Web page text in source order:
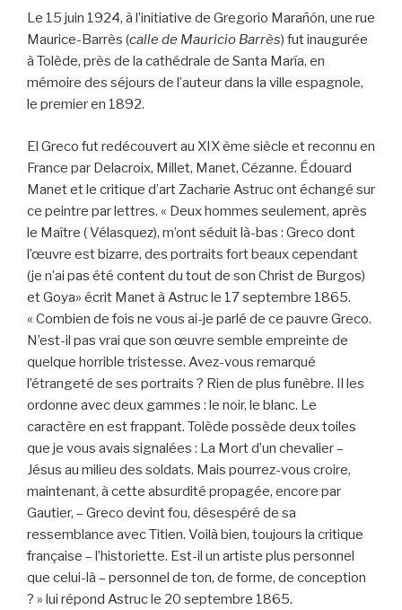
Le 15 juin 1924, à l’initiative de Gregorio Marañón, une rue
Maurice-Barrès (calle de Mauricio Barrès) fut inaugurée
à Tolède, près de la cathédrale de Santa María, en
mémoire des séjours de l’auteur dans la ville espagnole,
le premier en 1892.
El Greco fut redécouvert au XIX ème siècle et reconnu en
France par Delacroix, Millet, Manet, Cézanne. Édouard
Manet et le critique d’art Zacharie Astruc ont échangé sur
ce peintre par lettres. « Deux hommes seulement, après
le Maître ( Vélasquez), m’ont séduit là-bas : Greco dont
l’œuvre est bizarre, des portraits fort beaux cependant
(je n’ai pas été content du tout de son Christ de Burgos)
et Goya» écrit Manet à Astruc le 17 septembre 1865.
« Combien de fois ne vous ai-je parlé de ce pauvre Greco.
N’est-il pas vrai que son œuvre semble empreinte de
quelque horrible tristesse. Avez-vous remarqué
l’étrangeté de ses portraits ? Rien de plus funèbre. Il les
ordonne avec deux gammes : le noir, le blanc. Le
caractère en est frappant. Tolède possède deux toiles
que je vous avais signalées : La Mort d’un chevalier –
Jésus au milieu des soldats. Mais pourrez-vous croire,
maintenant, à cette absurdité propagée, encore par
Gautier, – Greco devint fou, désespéré de sa
ressemblance avec Titien. Voilà bien, toujours la critique
française – l’historiette. Est-il un artiste plus personnel
que celui-là – personnel de ton, de forme, de conception
? » lui répond Astruc le 20 septembre 1865.